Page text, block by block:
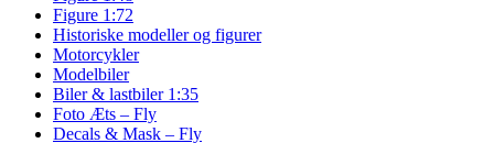
Figure 1:72
Historiske modeller og figurer
Motorcykler
Modelbiler
Biler & lastbiler 1:35
Foto Æts – Fly
Decals & Mask – Fly